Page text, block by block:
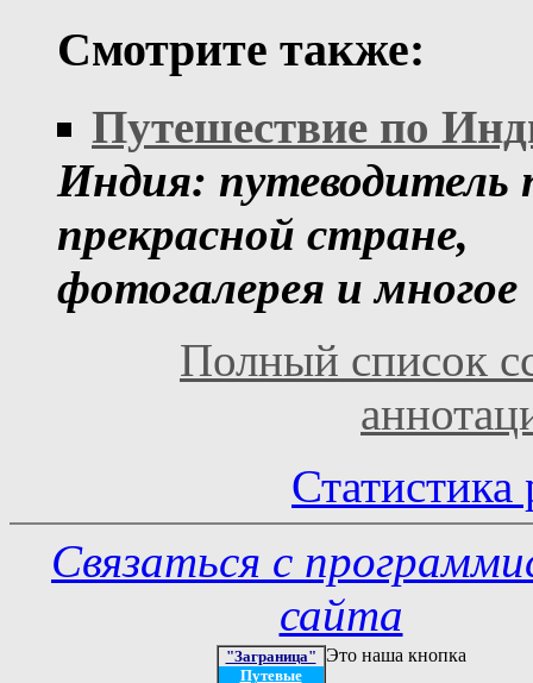
Смотрите также:
Путешествие по
Индия: путеводитель
прекрасной стране,
фотогалерея и многое
Полный список
Статистика
Связаться с
сайта
"Заграница"
Путевые
Это наша кнопка